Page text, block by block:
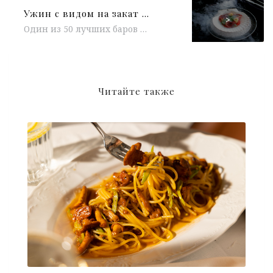
Ужин с видом на закат в панорамном Сity Space Bar & Restaurant
Один из 50 лучших баров мира City Space Bar & Restaurant , расположенный на 34-м этаже пятизвездочного отеля Swissôtel Красные Холмы, встречает осень гастрономическим сетом...
>
Читайте также